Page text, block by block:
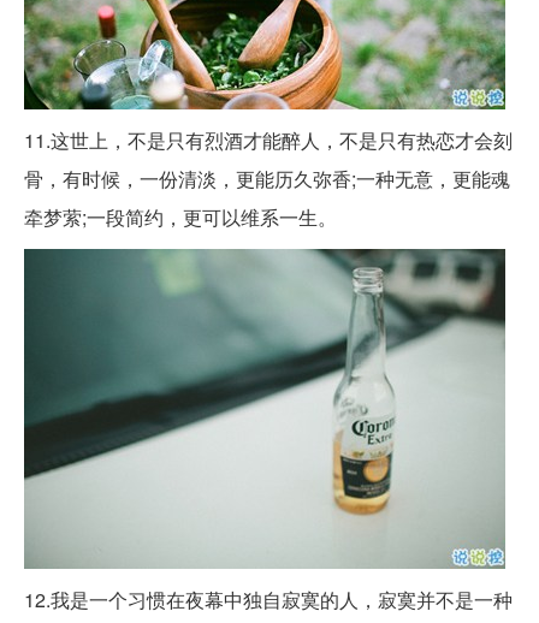
11.这世上，不是只有烈酒才能醉人，不是只有热恋才会刻
骨，有时候，一份清淡，更能历久弥香;一种无意，更能魂
牵梦萦;一段简约，更可以维系一生。
12.我是一个习惯在夜幕中独自寂寞的人，寂寞并不是一种